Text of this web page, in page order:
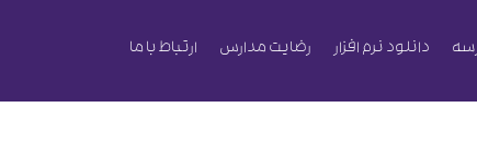
دانلود نرم افزار رضایت مدارس ارتباط با ما